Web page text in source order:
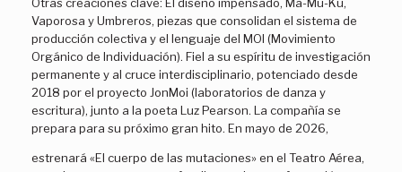
Otras creaciones clave: El diseño impensado, Ma-Mu-Ku,
Vaporosa y Umbreros, piezas que consolidan el sistema de
producción colectiva y el lenguaje del MOI (Movimiento
Orgánico de Individuación). Fiel a su espíritu de investigación
permanente y al cruce interdisciplinario, potenciado desde
2018 por el proyecto JonMoi (laboratorios de danza y
escritura), junto a la poeta Luz Pearson. La compañía se
prepara para su próximo gran hito. En mayo de 2026,
estrenará «El cuerpo de las mutaciones» en el Teatro Aérea,